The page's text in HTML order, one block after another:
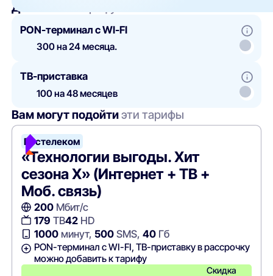
Добавить
PON-терминал с WI-FI
300 на 24 месяца.
ТВ-приставка
100 на 48 месяцев
Вам могут подойтиэти тарифы
Ростелеком
«Технологии выгоды. Хит
сезона X» (Интернет + ТВ +
Моб. связь)
200Мбит/с
179 ТВ42HD
1000минут, 500SMS, 40Гб
PON-терминал с WI-FI, ТВ-приставку в рассрочку
можно добавить к тарифу
Скидка